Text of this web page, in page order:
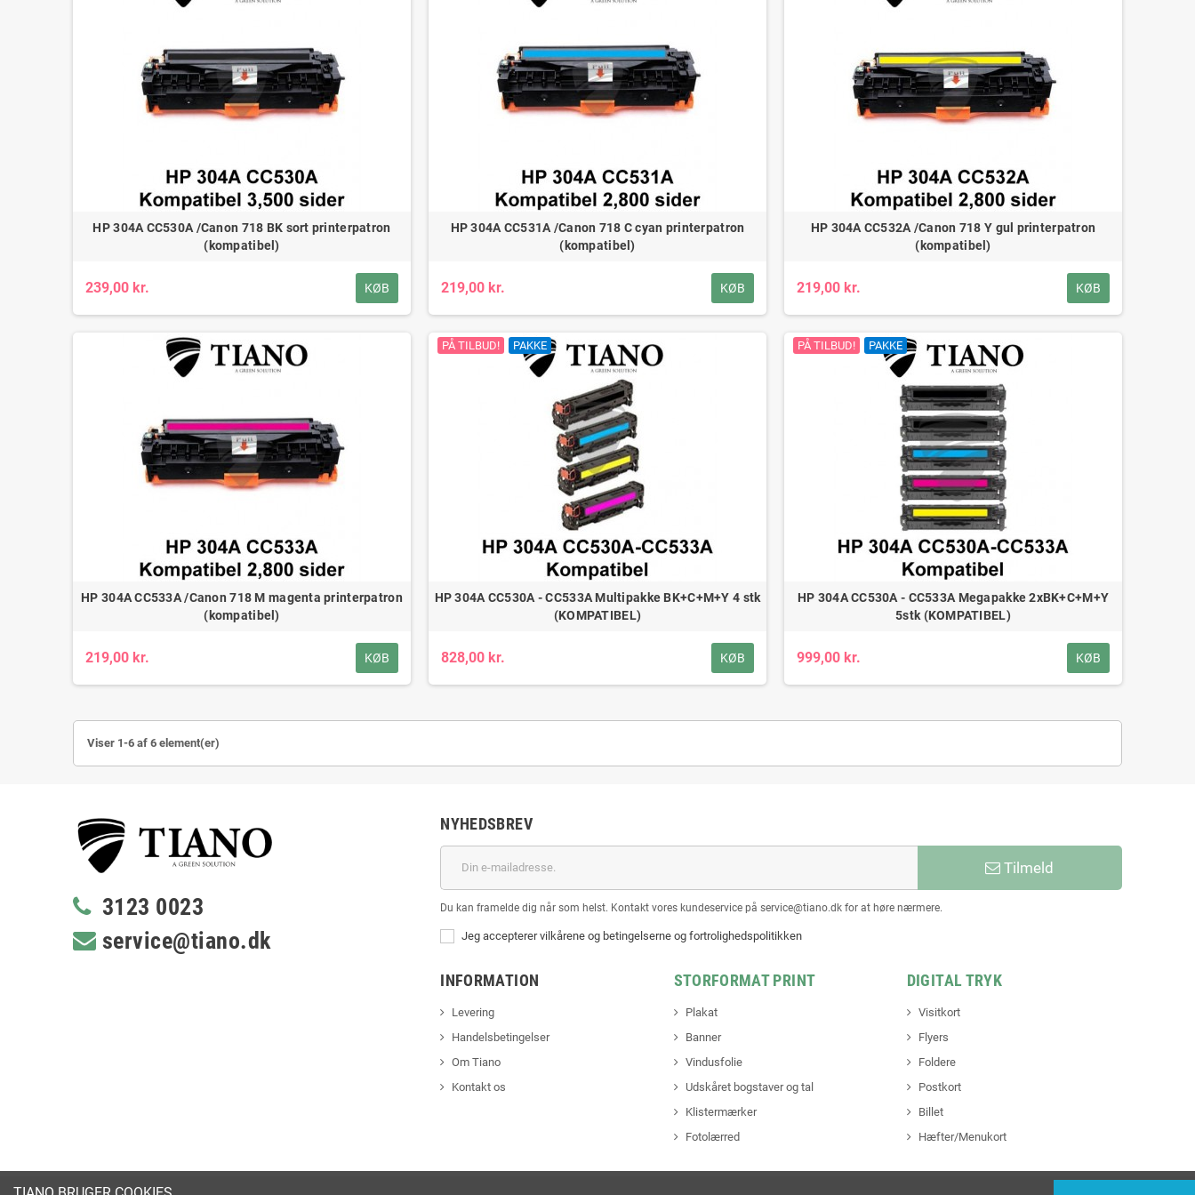
HP 304A CC530A /Canon 718 BK sort printerpatron
(kompatibel)
239,00 kr. KØB
HP 304A CC531A /Canon 718 C cyan printerpatron
(kompatibel)
219,00 kr. KØB
HP 304A CC532A /Canon 718 Y gul printerpatron
(kompatibel)
219,00 kr. KØB
HP 304A CC533A /Canon 718 M magenta printerpatron
(kompatibel)
219,00 kr. KØB
PÅ TILBUD! PAKKE
HP 304A CC530A - CC533A Multipakke BK+C+M+Y 4 stk
(KOMPATIBEL)
828,00 kr. KØB
PÅ TILBUD! PAKKE
HP 304A CC530A - CC533A Megapakke 2xBK+C+M+Y
5stk (KOMPATIBEL)
999,00 kr. KØB
Viser 1-6 af 6 element(er)
3123 0023
service@tiano.dk
NYHEDSBREV
Tilmeld
Du kan framelde dig når som helst. Kontakt vores kundeservice på service@tiano.dk for at høre nærmere.
Jeg accepterer vilkårene og betingelserne og fortrolighedspolitikken
INFORMATION
Levering
Handelsbetingelser
Om Tiano
Kontakt os
STORFORMAT PRINT
Plakat
Banner
Vindusfolie
Udskåret bogstaver og tal
Klistermærker
Fotolærred
DIGITAL TRYK
Visitkort
Flyers
Foldere
Postkort
Billet
Hæfter/Menukort